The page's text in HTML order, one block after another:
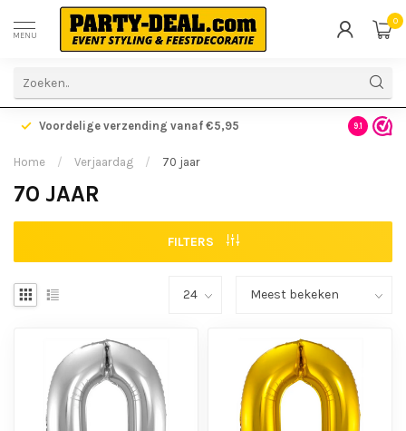
MENU
0
Voordelige verzending vanaf €5,95 Gratis
9.1
Home / Verjaardag / 70 jaar
70 JAAR
FILTERS